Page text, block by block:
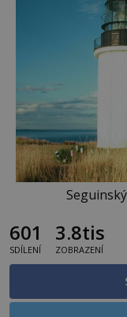
601
SDÍLENÍ
3.8tis
ZOBRAZENÍ